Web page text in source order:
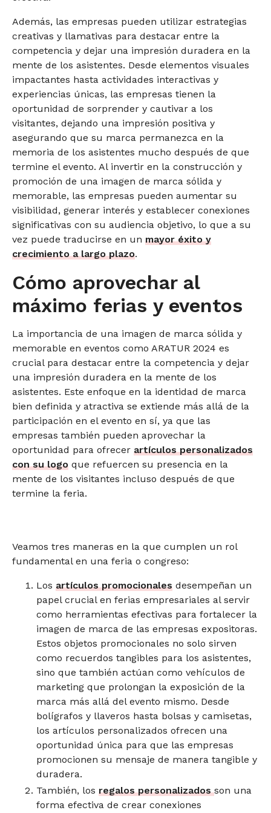
Además, las empresas pueden utilizar estrategias
creativas y llamativas para destacar entre la
competencia y dejar una impresión duradera en la
mente de los asistentes. Desde elementos visuales
impactantes hasta actividades interactivas y
experiencias únicas, las empresas tienen la
oportunidad de sorprender y cautivar a los
visitantes, dejando una impresión positiva y
asegurando que su marca permanezca en la
memoria de los asistentes mucho después de que
termine el evento. Al invertir en la construcción y
promoción de una imagen de marca sólida y
memorable, las empresas pueden aumentar su
visibilidad, generar interés y establecer conexiones
significativas con su audiencia objetivo, lo que a su
vez puede traducirse en un mayor éxito y
crecimiento a largo plazo.
Cómo aprovechar al
máximo ferias y eventos
La importancia de una imagen de marca sólida y
memorable en eventos como ARATUR 2024 es
crucial para destacar entre la competencia y dejar
una impresión duradera en la mente de los
asistentes. Este enfoque en la identidad de marca
bien definida y atractiva se extiende más allá de la
participación en el evento en sí, ya que las
empresas también pueden aprovechar la
oportunidad para ofrecer artículos personalizados
con su logo que refuercen su presencia en la
mente de los visitantes incluso después de que
termine la feria.
Veamos tres maneras en la que cumplen un rol
fundamental en una feria o congreso:
Los artículos promocionales desempeñan un
papel crucial en ferias empresariales al servir
como herramientas efectivas para fortalecer la
imagen de marca de las empresas expositoras.
Estos objetos promocionales no solo sirven
como recuerdos tangibles para los asistentes,
sino que también actúan como vehículos de
marketing que prolongan la exposición de la
marca más allá del evento mismo. Desde
bolígrafos y llaveros hasta bolsas y camisetas,
los artículos personalizados ofrecen una
oportunidad única para que las empresas
promocionen su mensaje de manera tangible y
duradera.
También, los regalos personalizadosson una
forma efectiva de crear conexiones